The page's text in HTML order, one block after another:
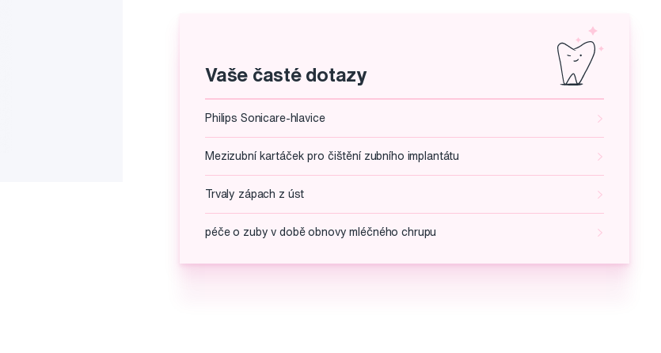
Vaše časté dotazy
Philips Sonicare-hlavice
Mezizubní kartáček pro čištění zubního implantátu
Trvaly zápach z úst
péče o zuby v době obnovy mléčného chrupu